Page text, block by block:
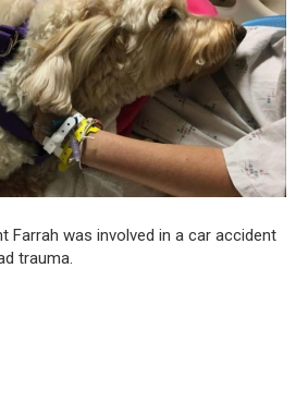
Farrah was involved in a car accident
trauma.